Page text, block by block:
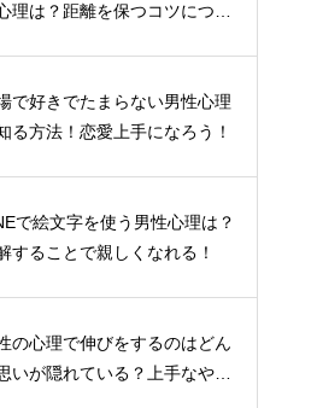
理は？距離を保つコツについ
で好きでたまらない男性心理
る方法！恋愛上手になろう！
で絵文字を使う男性心理は？
することで親しくなれる！
の心理で伸びをするのはどん
いが隠れている？上手なやり